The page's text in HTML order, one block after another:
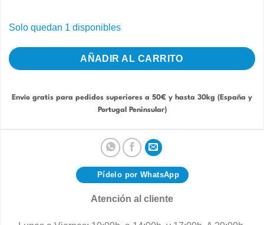
Solo quedan 1 disponibles
AÑADIR AL CARRITO
Envío gratis para pedidos superiores a 50€ y hasta 30kg (España y
Portugal Peninsular)
Pídelo por WhatsApp
Atención al cliente